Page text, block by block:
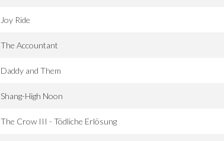
Joy Ride
The Accountant
Daddy and Them
Shang-High Noon
The Crow III - Tödliche Erlösung